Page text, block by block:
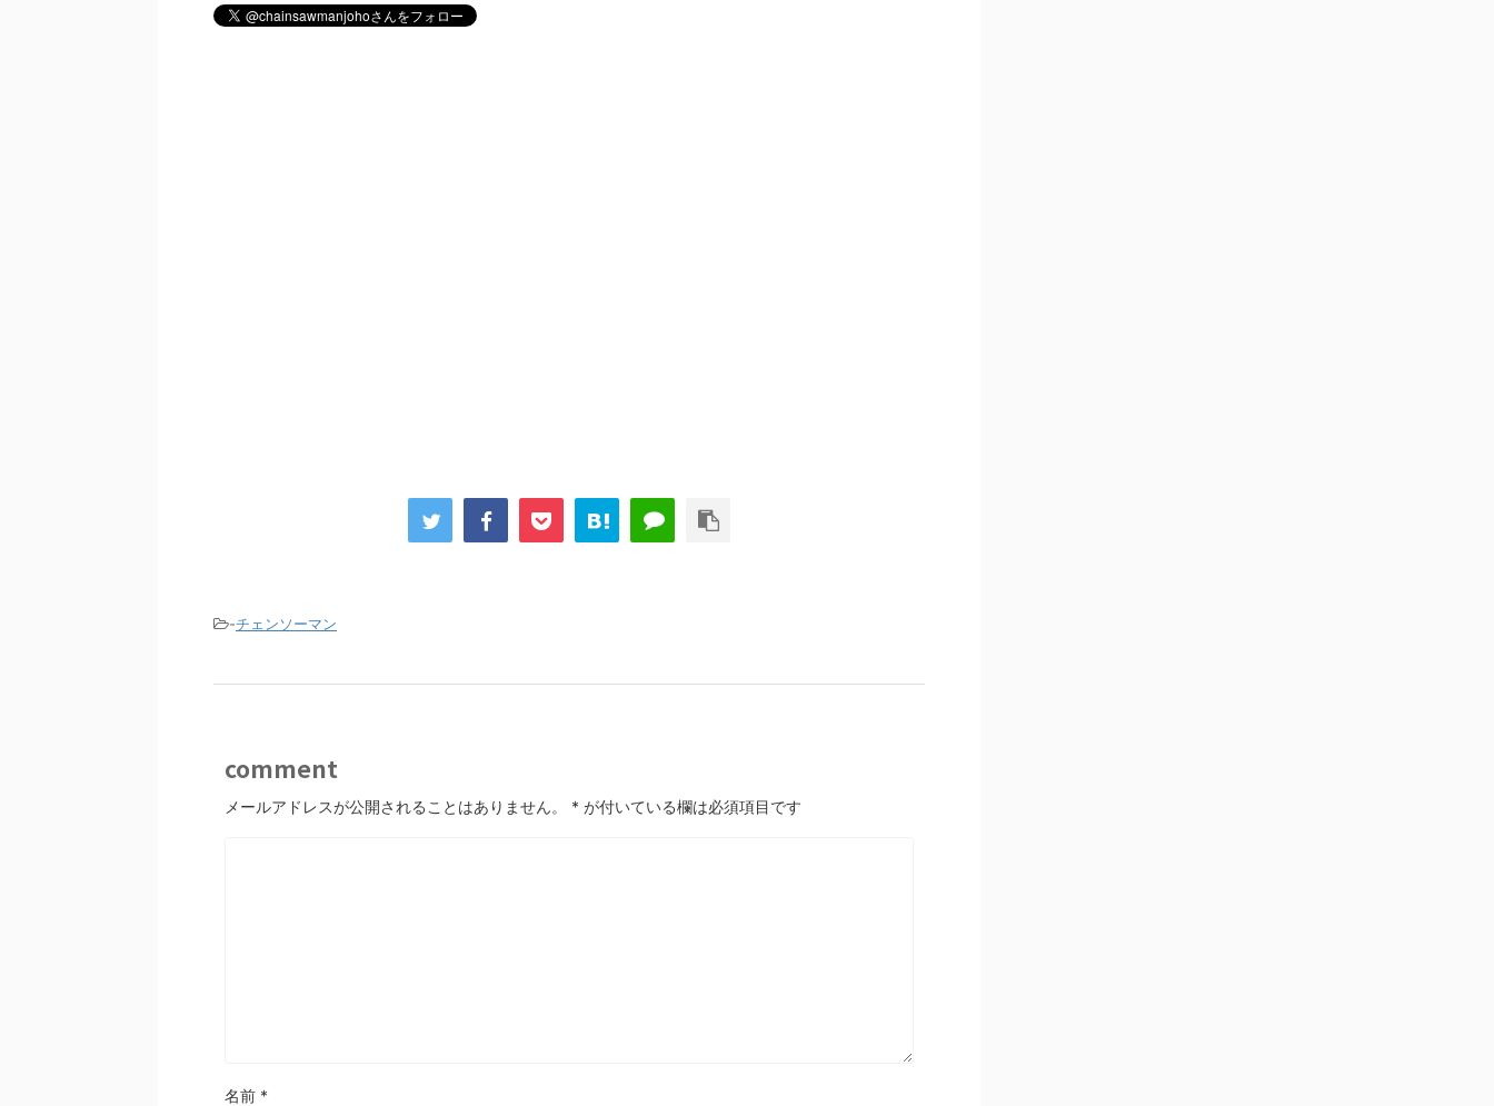
-チェンソーマン
comment
メールアドレスが公開されることはありません。 * が付いている欄は必須項目です
名前 *